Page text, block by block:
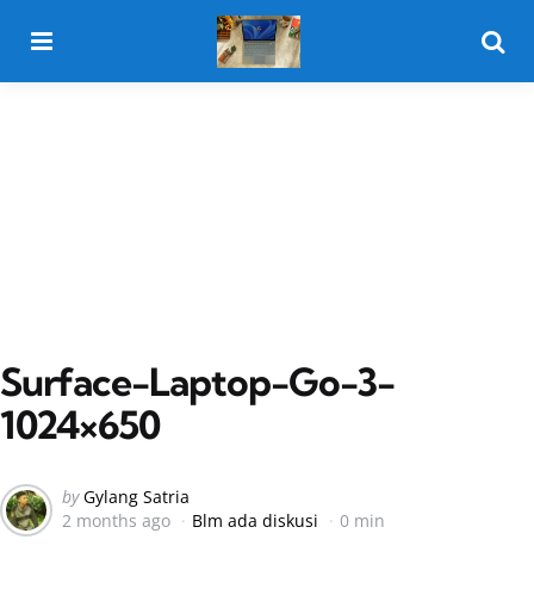
Surface-Laptop-Go-3-
1024×650
Posted
by
by Gylang Satria
2 months ago
Blm ada diskusi 0 min